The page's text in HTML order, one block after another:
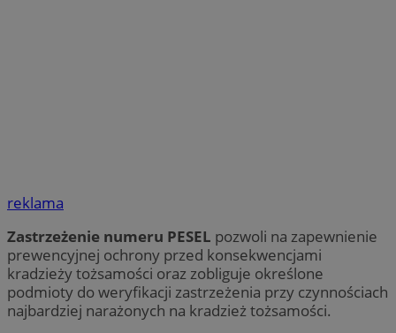
reklama
Zastrzeżenie numeru PESEL pozwoli na zapewnienie
prewencyjnej ochrony przed konsekwencjami
kradzieży tożsamości oraz zobliguje określone
podmioty do weryfikacji zastrzeżenia przy czynnościach
najbardziej narażonych na kradzież tożsamości.